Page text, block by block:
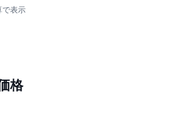
で表示
格